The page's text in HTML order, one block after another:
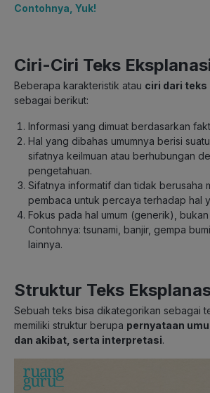
Contohnya, Yuk!
Ciri-Ciri Teks
Beberapa karakteristik atau ciri dari teks
sebagai berikut:
Informasi yang dimuat berdasarkan
Hal yang dibahas umumnya berisi
sifatnya keilmuan atau berhubungan
pengetahuan.
Sifatnya informatif dan tidak berusaha
pembaca untuk percaya terhadap hal
Fokus pada hal umum (generik),
Contohnya: tsunami, banjir, gempa
lainnya.
Struktur Teks
Sebuah teks bisa dikategorikan sebagai
memiliki struktur berupa pernyataan
dan akibat, serta interpretasi.